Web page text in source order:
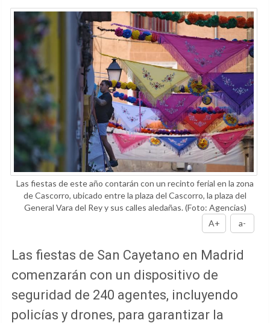
Las fiestas de este año contarán con un recinto ferial en la zona
de Cascorro, ubicado entre la plaza del Cascorro, la plaza del
General Vara del Rey y sus calles aledañas.(Foto: Agencias)
A+
a-
Las fiestas de San Cayetano en Madrid
comenzarán con un dispositivo de
seguridad de 240 agentes, incluyendo
policías y drones, para garantizar la